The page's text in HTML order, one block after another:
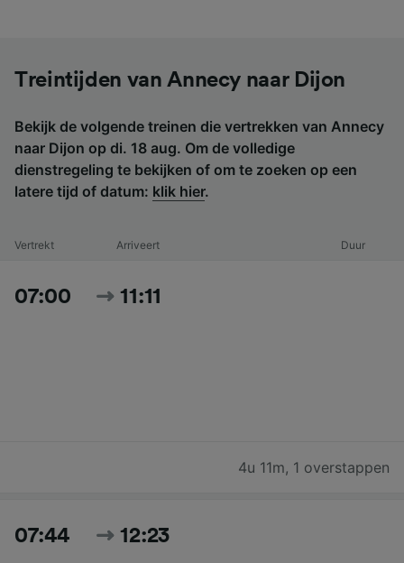
Treintijden van Annecy naar Dijon
Bekijk de volgende treinen die vertrekken van Annecy
naar Dijon op di. 18 aug. Om de volledige
dienstregeling te bekijken of om te zoeken op een
latere tijd of datum: klik hier.
Vertrekt Arriveert Duur
07:00 11:11
4u 11m, 1 overstappen
07:44 12:23